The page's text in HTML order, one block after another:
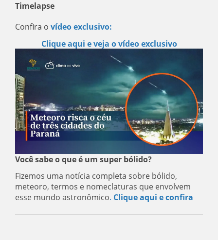
Timelapse
Confira o vídeo exclusivo:
Clique aqui e veja o vídeo exclusivo
Você sabe o que é um super bólido?
Fizemos uma notícia completa sobre bólido,
meteoro, termos e nomeclaturas que envolvem
esse mundo astronômico. Clique aqui e confira